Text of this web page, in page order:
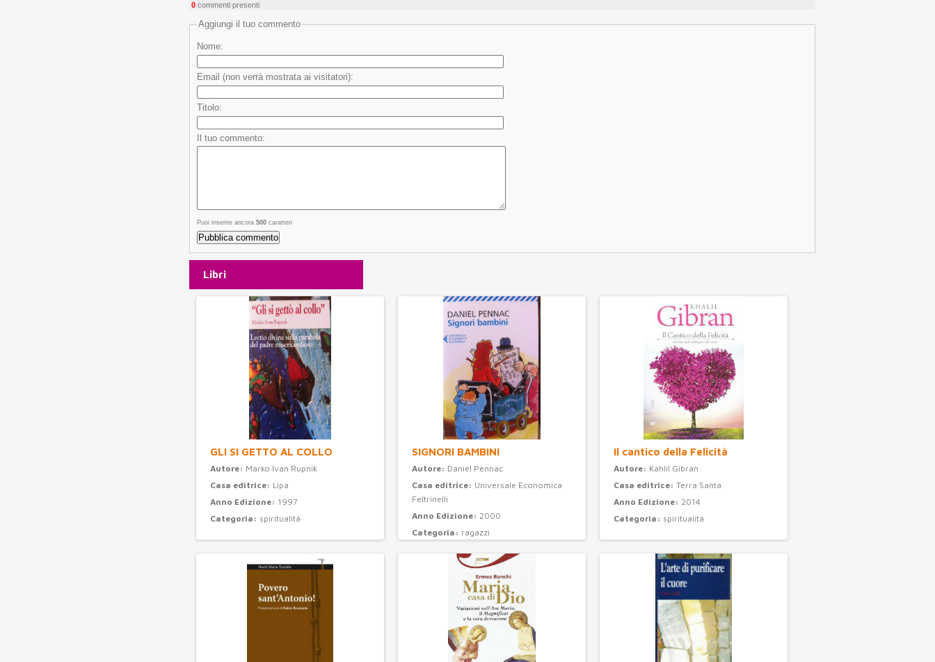
0 commenti presenti
Aggiungi il tuo commento
Nome:
Email (non verrà mostrata ai visitatori):
Titolo:
Il tuo commento:
Puoi inserire ancora 500 caratteri
Libri
GLI SI GETTO AL COLLO
Autore: Marko Ivan Rupnik
Casa editrice: Lipa
Anno Edizione: 1997
Categoria: spiritualità
SIGNORI BAMBINI
Autore: Daniel Pennac
Casa editrice: Universale Economica
Feltrinelli
Anno Edizione: 2000
Categoria: ragazzi
Il cantico della Felicità
Autore: Kahlil Gibran
Casa editrice: Terra Santa
Anno Edizione: 2014
Categoria: spiritualità